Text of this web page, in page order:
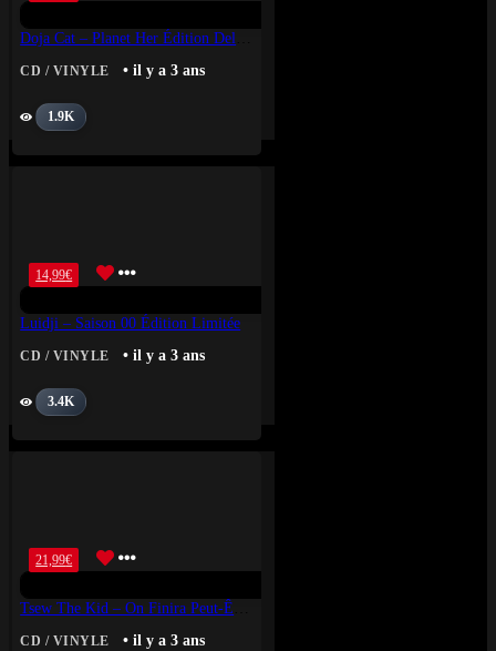
CD / VINYLE • il y a 3 ans
1.9K
14,99€
Luidji – Saison 00 Édition Limitée
CD / VINYLE • il y a 3 ans
3.4K
21,99€
CD / VINYLE • il y a 3 ans